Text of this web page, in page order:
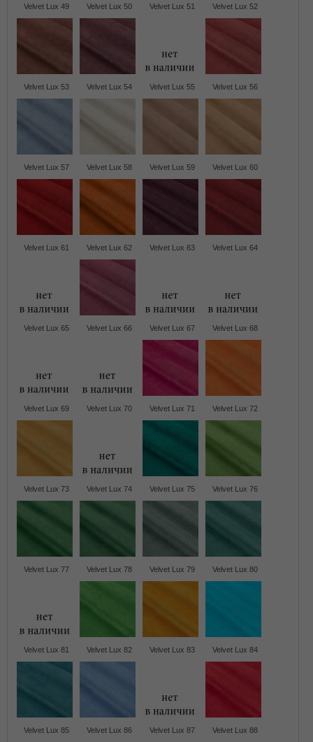
Velvet Lux 49 Velvet Lux 50 Velvet Lux 51 Velvet Lux 52
Velvet Lux 53 Velvet Lux 54 Velvet Lux 55 Velvet Lux 56
Velvet Lux 57 Velvet Lux 58 Velvet Lux 59 Velvet Lux 60
Velvet Lux 61 Velvet Lux 62 Velvet Lux 63 Velvet Lux 64
Velvet Lux 65 Velvet Lux 66 Velvet Lux 67 Velvet Lux 68
Velvet Lux 69 Velvet Lux 70 Velvet Lux 71 Velvet Lux 72
Velvet Lux 73 Velvet Lux 74 Velvet Lux 75 Velvet Lux 76
Velvet Lux 77 Velvet Lux 78 Velvet Lux 79 Velvet Lux 80
Velvet Lux 81 Velvet Lux 82 Velvet Lux 83 Velvet Lux 84
Velvet Lux 85 Velvet Lux 86 Velvet Lux 87 Velvet Lux 88